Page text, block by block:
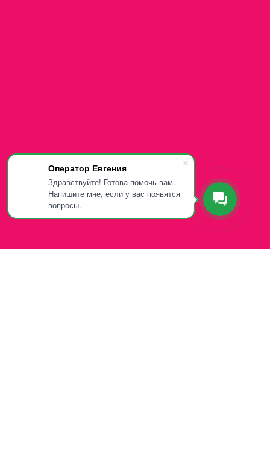
Оператор Евгения
Здравствуйте! Готова помочь вам.
Напишите мне, если у вас появятся
вопросы.